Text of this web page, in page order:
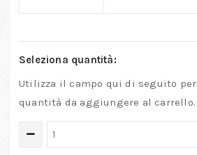
Seleziona quantità:
Utilizza il campo qui di seguito
quantità da aggiungere al carrello.
elicoidali